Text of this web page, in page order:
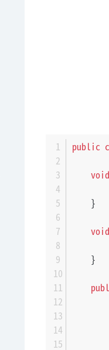
public
void
    }
void
    }